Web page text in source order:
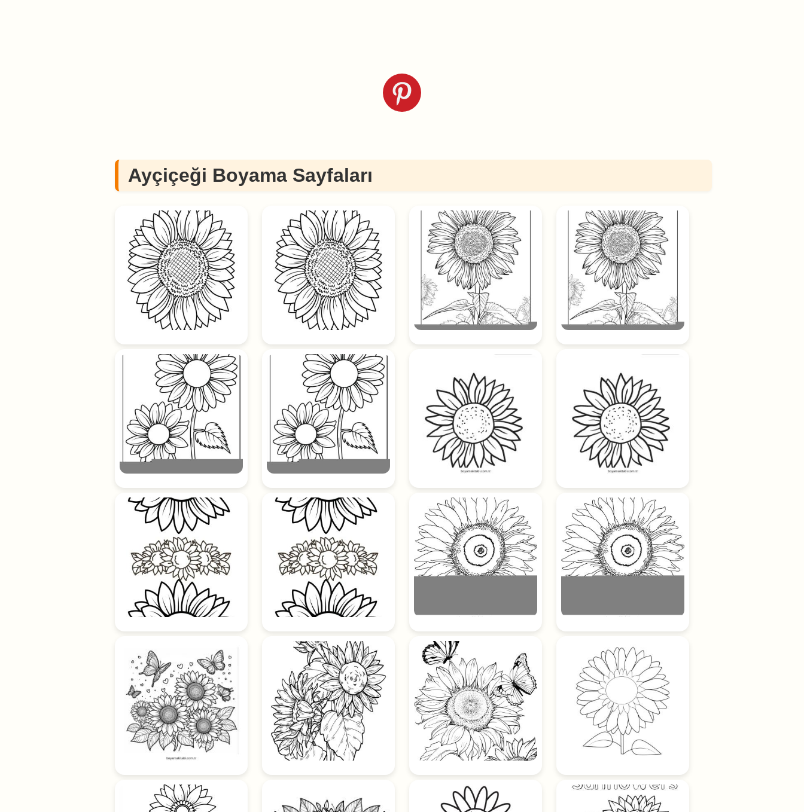
Ayçiçeği Boyama Sayfaları